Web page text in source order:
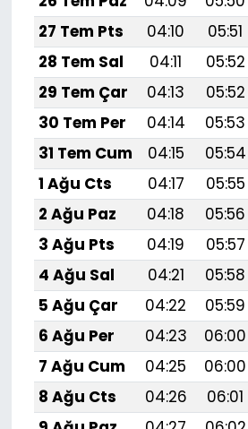
27 Tem Pts
04:10 05:51
28 Tem Sal
04:11 05:52
29 Tem Çar
04:13 05:52
30 Tem Per
04:14 05:53
31 Tem Cum
04:15 05:54
1 Ağu Cts
04:17 05:55
2 Ağu Paz
04:18 05:56
3 Ağu Pts
04:19 05:57
4 Ağu Sal
04:21 05:58
5 Ağu Çar
04:22 05:59
6 Ağu Per
04:23 06:00
7 Ağu Cum
04:25 06:00
8 Ağu Cts
04:26 06:01